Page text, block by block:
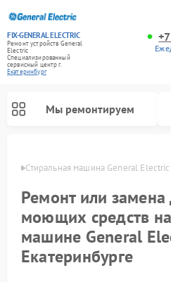
FIX-GENERAL ELECTRIC
Ремонт устройств General
Electric
Специализированный
cервисный центр г.
Екатеринбург
Мы ремонтируем
Стиральная машина General
Ремонт или замена
моющих средств
машине General
Екатеринбурге